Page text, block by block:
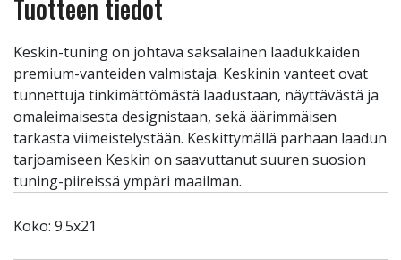
Tuotteen tiedot
Keskin-tuning on johtava saksalainen laadukkaiden
premium-vanteiden valmistaja. Keskinin vanteet ovat
tunnettuja tinkimättömästä laadustaan, näyttävästä ja
omaleimaisesta designistaan, sekä äärimmäisen
tarkasta viimeistelystään. Keskittymällä parhaan laadun
tarjoamiseen Keskin on saavuttanut suuren suosion
tuning-piireissä ympäri maailman.
Koko: 9.5x21